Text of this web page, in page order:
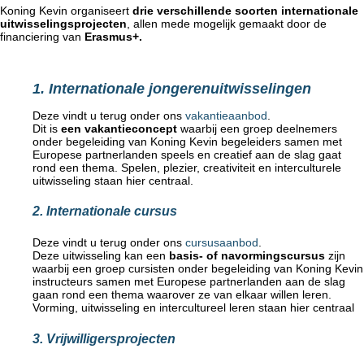
Koning Kevin organiseert drie verschillende soorten internationale
uitwisselingsprojecten , allen mede mogelijk gemaakt door de
financiering van Erasmus+.
1. Internationale jongerenuitwisselingen
Deze vindt u terug onder ons vakantieaanbod
Dit is een vakantieconcept waarbij een groep deelnemers
onder begeleiding van Koning Kevin begeleiders samen met
Europese partnerlanden speels en creatief aan de slag gaat
rond een thema. Spelen, plezier, creativiteit en interculturele
uitwisseling staan hier centraal.
2. Internationale cursus
Deze vindt u terug onder ons cursusaanbod.
Deze uitwisseling kan een basis- of navormingscursus zijn
waarbij een groep cursisten onder begeleiding van Koning Kevin
instructeurs samen met Europese partnerlanden aan de slag
gaan rond een thema waarover ze van elkaar willen leren.
Vorming, uitwisseling en intercultureel leren staan hier centraal
3. Vrijwilligersprojecten